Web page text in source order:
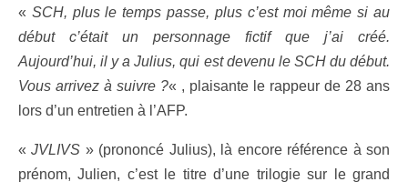
« SCH, plus le temps passe, plus c’est moi même si au
début c’était un personnage fictif que j’ai créé.
Aujourd’hui, il y a Julius, qui est devenu le SCH du début.
Vous arrivez à suivre ?« , plaisante le rappeur de 28 ans
lors d’un entretien à l’AFP.
«JVLIVS » (prononcé Julius), là encore référence à son
prénom, Julien, c’est le titre d’une trilogie sur le grand